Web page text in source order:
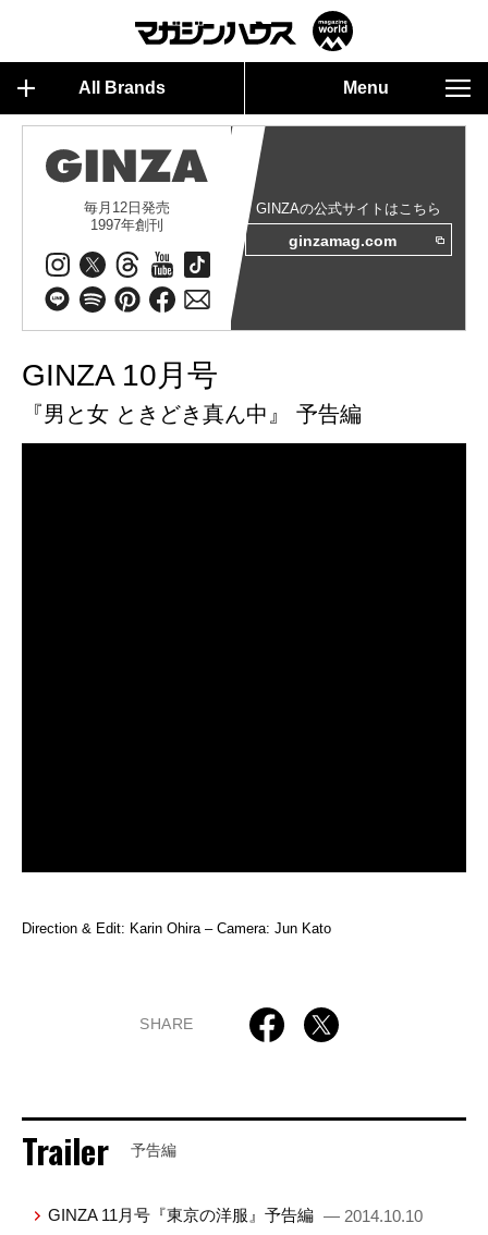
All Brands Menu
毎月12日発売
1997年創刊
GINZAの公式サイトはこちら
ginzamag.com
GINZA 10月号
『男と女 ときどき真ん中』 予告編
Direction & Edit: Karin Ohira – Camera: Jun Kato
SHARE
Trailer 予告編
GINZA 11月号『東京の洋服』予告編 — 2014.10.10